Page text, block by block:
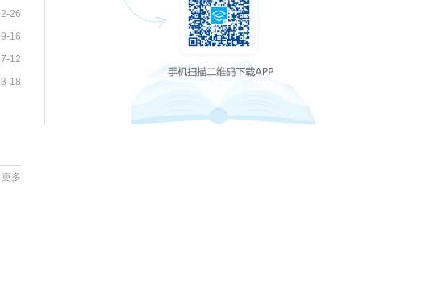
26
16
12
18
更多